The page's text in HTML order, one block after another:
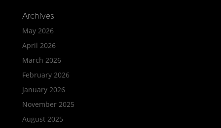
Archives
May 2026
April 2026
March 2026
February 2026
January 2026
November 2025
August 2025